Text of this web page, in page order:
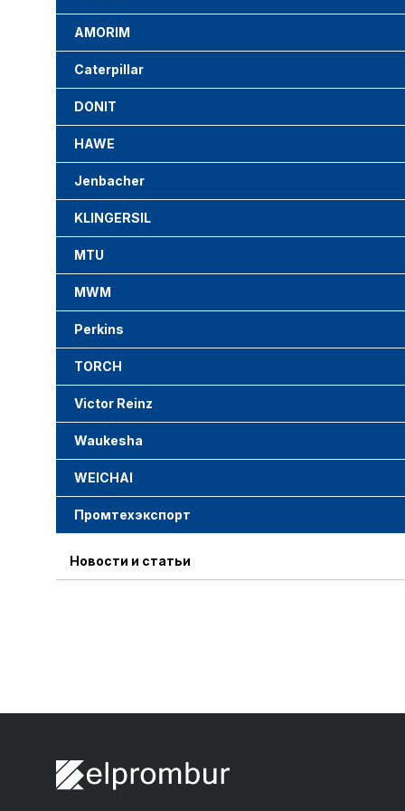
AMORIM
Caterpillar
DONIT
HAWE
Jenbacher
KLINGERSIL
MTU
MWM
Perkins
TORCH
Victor Reinz
Waukesha
WEICHAI
Промтехэкспорт
Новости и статьи